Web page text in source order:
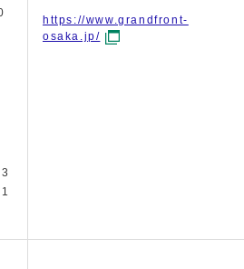
https://www.grandfront-
osaka.jp/